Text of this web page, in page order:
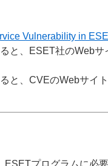
Vulnerability in
ると、ESET社のWeb
ると、CVEのWebサイ
ESETプログラムに必